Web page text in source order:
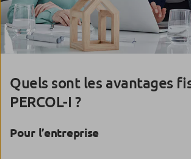
Quels sont les avantages
PERCOL-I ?
Pour l’entreprise